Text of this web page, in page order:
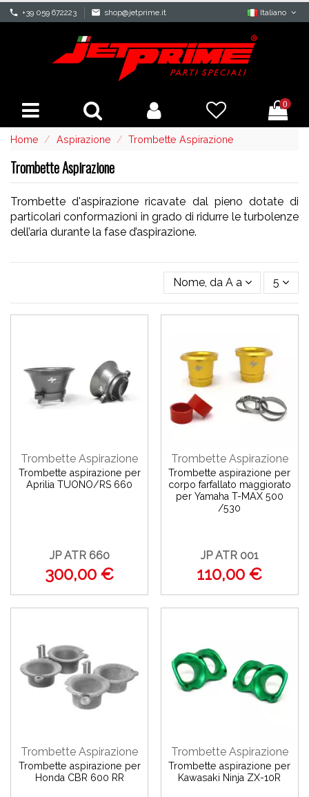
phone +39 059 672223 mail shop@jetprime.it Italiano
0
Home Aspirazione Trombette Aspirazione
Trombette Aspirazione
Trombette d'aspirazione ricavate dal pieno dotate di
particolari conformazioni in grado di ridurre le turbolenze
dell’aria durante la fase d’aspirazione.
Nome, da A a Z 5
Trombette Aspirazione
Trombette aspirazione per
Aprilia TUONO/RS 660
JP ATR 660
300,00 €
Trombette Aspirazione
Trombette aspirazione per
corpo farfallato maggiorato
per Yamaha T-MAX 500
/530
JP ATR 001
110,00 €
Trombette Aspirazione
Trombette aspirazione per
Honda CBR 600 RR
Trombette Aspirazione
Trombette aspirazione per
Kawasaki Ninja ZX-10R